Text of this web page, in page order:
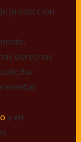
de mis
protección
derechos
y en